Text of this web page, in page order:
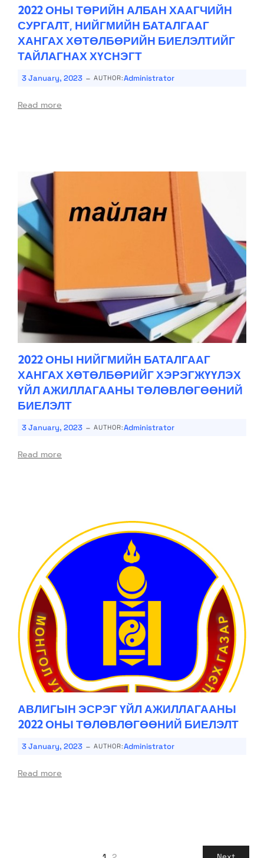
2022 ОНЫ ТӨРИЙН АЛБАН ХААГЧИЙН
СУРГАЛТ, НИЙГМИЙН БАТАЛГААГ
ХАНГАХ ХӨТӨЛБӨРИЙН БИЕЛЭЛТИЙГ
ТАЙЛАГНАХ ХҮСНЭГТ
3 January, 2023 - AUTHOR:Administrator
Read more
2022 ОНЫ НИЙГМИЙН БАТАЛГААГ
ХАНГАХ ХӨТӨЛБӨРИЙГ ХЭРЭГЖҮҮЛЭХ
ҮЙЛ АЖИЛЛАГААНЫ ТӨЛӨВЛӨГӨӨНИЙ
БИЕЛЭЛТ
3 January, 2023 - AUTHOR:Administrator
Read more
АВЛИГЫН ЭСРЭГ ҮЙЛ АЖИЛЛАГААНЫ
2022 ОНЫ ТӨЛӨВЛӨГӨӨНИЙ БИЕЛЭЛТ
3 January, 2023 - AUTHOR:Administrator
Read more